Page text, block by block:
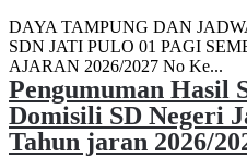
DAYA TAMPUNG DAN
SDN JATI PULO 01 PAGI
AJARAN 2026/2027 No Ke...
Pengumuman Hasil
Domisili SD Negeri
Tahun jaran 2026/